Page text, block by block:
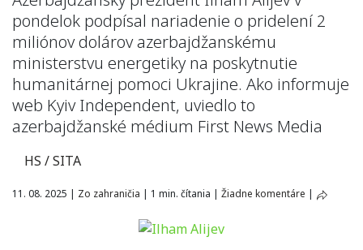
pondelok podpísal nariadenie o pridelení 2
miliónov dolárov azerbajdžanskému
ministerstvu energetiky na poskytnutie
humanitárnej pomoci Ukrajine. Ako informuje
web Kyiv Independent, uviedlo to
azerbajdžanské médium First News Media
HS / SITA
11. 08. 2025 | Zo zahraničia | 1 min. čítania | Žiadne komentáre |